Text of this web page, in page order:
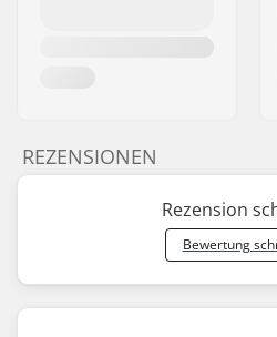
REZENSIONEN
Rezension
Bewertung